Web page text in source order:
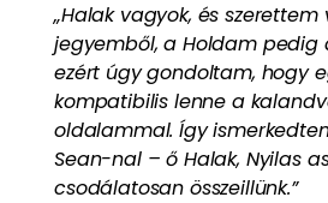
„Halak vagyok, és
jegyemből, a Holdam pedig
ezért úgy gondoltam, hogy
kompatibilis lenne a
oldalammal. Így
Sean-nal – ő Halak, Nyilas
csodálatosan összeillünk.”